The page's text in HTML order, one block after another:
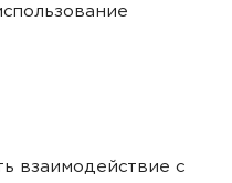
взаимодействие с